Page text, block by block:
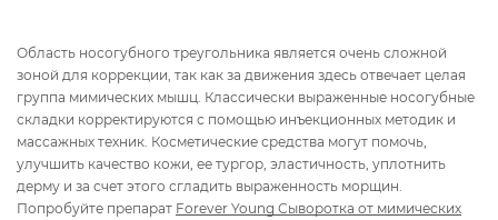
Область носогубного треугольника является очень сложной
зоной для коррекции, так как за движения здесь отвечает целая
группа мимических мышц. Классически выраженные носогубные
складки корректируются с помощью инъекционных методик и
массажных техник. Косметические средства могут помочь,
улучшить качество кожи, ее тургор, эластичность, уплотнить
дерму и за счет этого сгладить выраженность морщин.
Попробуйте препарат Forever Young Сыворотка от мимических